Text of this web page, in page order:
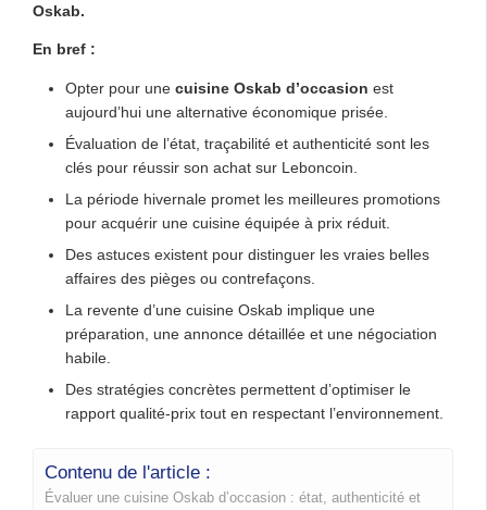
Oskab.
En bref :
Opter pour une cuisine Oskab d’occasion est
aujourd’hui une alternative économique prisée.
Évaluation de l’état, traçabilité et authenticité sont les
clés pour réussir son achat sur Leboncoin.
La période hivernale promet les meilleures promotions
pour acquérir une cuisine équipée à prix réduit.
Des astuces existent pour distinguer les vraies belles
affaires des pièges ou contrefaçons.
La revente d’une cuisine Oskab implique une
préparation, une annonce détaillée et une négociation
habile.
Des stratégies concrètes permettent d’optimiser le
rapport qualité-prix tout en respectant l’environnement.
Contenu de l'article :
Évaluer une cuisine Oskab d’occasion : état, authenticité et